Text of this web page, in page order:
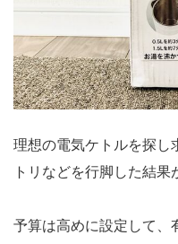
理想の電気ケトルを探し
トリなどを行脚した結
予算は高めに設定して、